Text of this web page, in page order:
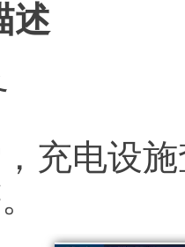
述
充电设